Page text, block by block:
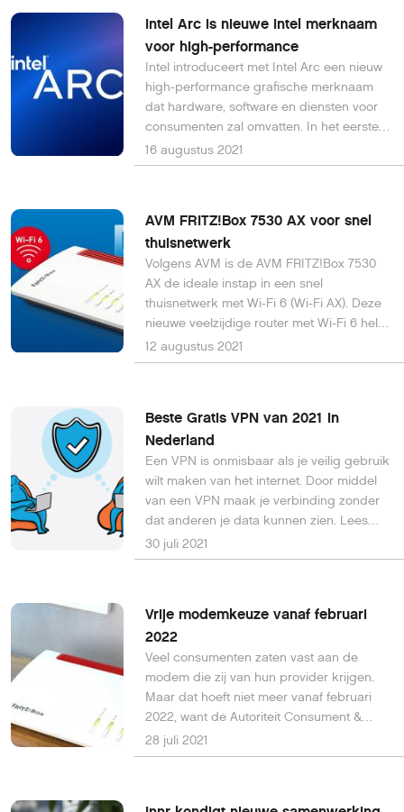
Intel Arc is nieuwe Intel merknaam
voor high-performance
Intel introduceert met Intel Arc een nieuw
high-performance grafische merknaam
dat hardware, software en diensten voor
consumenten zal omvatten. In het eerste
kwartaal van 2022 zal het eerste silicium in
producten verschijnen, zowel in mobiele
16 augustus 2021
AVM FRITZ!Box 7530 AX voor snel
thuisnetwerk
Volgens AVM is de AVM FRITZ!Box 7530
AX de ideale instap in een snel
thuisnetwerk met Wi-Fi 6 (Wi-Fi AX). Deze
nieuwe veelzijdige router met Wi-Fi 6 helpt
je aan een snel en stabiel thuisnetwerk
voor al je eisen voor thuiswerken,
12 augustus 2021
Beste Gratis VPN van 2021 in
Nederland
Een VPN is onmisbaar als je veilig gebruik
wilt maken van het internet. Door middel
van een VPN maak je verbinding zonder
dat anderen je data kunnen zien. Lees
hier over gratis VPN.
30 juli 2021
Vrije modemkeuze vanaf februari
2022
Veel consumenten zaten vast aan de
modem die zij van hun provider krijgen.
Maar dat hoeft niet meer vanaf februari
2022, want de Autoriteit Consument &
Markt (ACM) heeft bepaald dat
consumenten en bedrijven in Nederland
28 juli 2021